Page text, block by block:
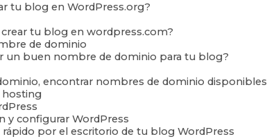
tu blog en WordPress.org?
tu blog en wordpress.com?
de dominio
un buen nombre de dominio para tu blog?
encontrar nombres de dominio disponibles
hosting
📚 #6: Iniciar sesión y configurar WordPress
por el escritorio de tu blog WordPress